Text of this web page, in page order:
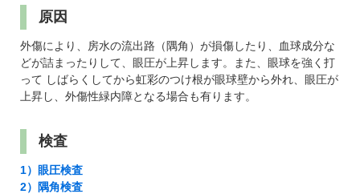
原因
外傷により、房水の流出路（隅角）が損傷したり、血球成分な
どが詰まったりして、眼圧が上昇します。また、眼球を強く打
って しばらくしてから虹彩のつけ根が眼球壁から外れ、眼圧が
上昇し、外傷性緑内障となる場合も有ります。
検査
1）
眼圧検査
2）隅角検査